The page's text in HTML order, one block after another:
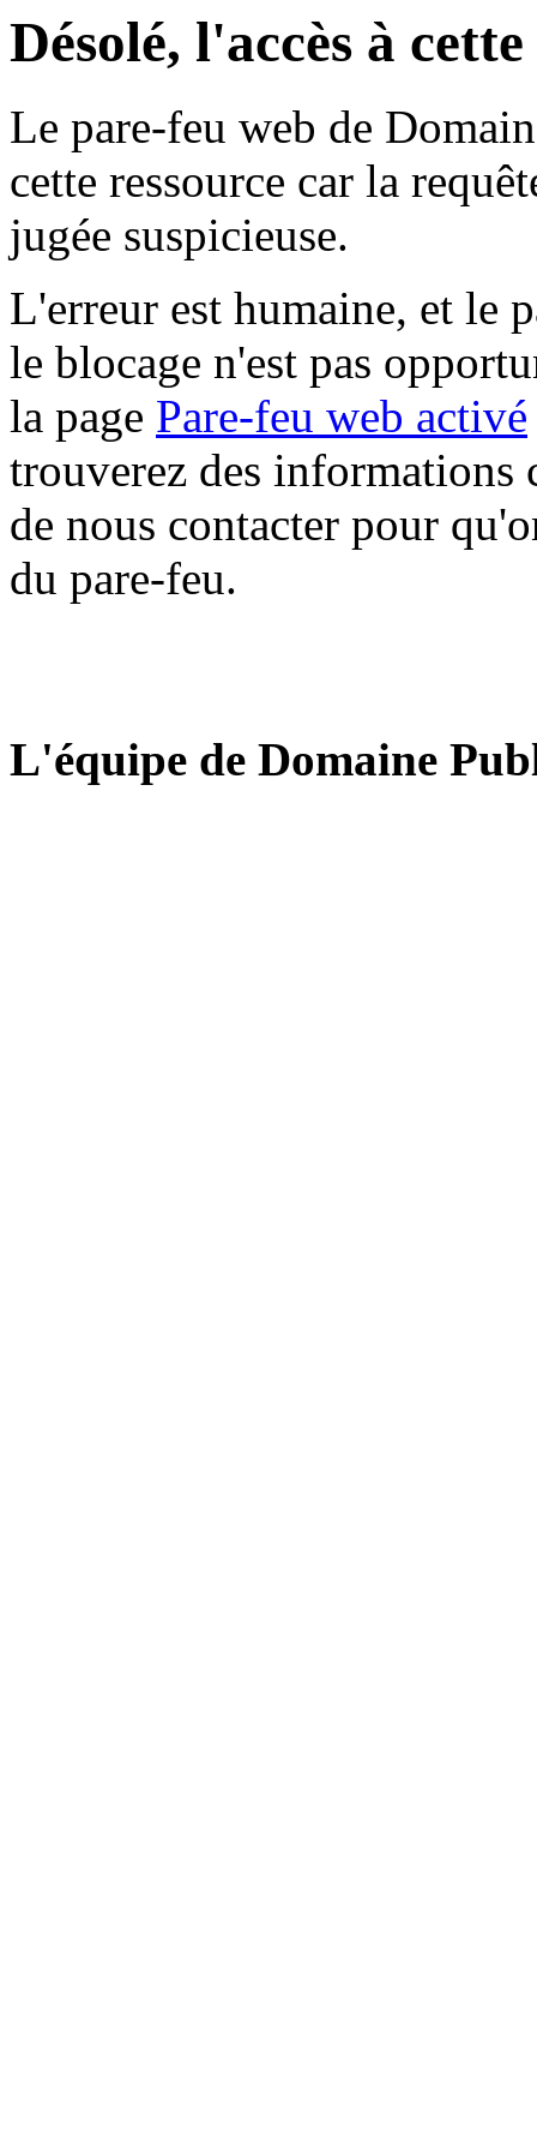
Désolé, l'accès à
Le pare-feu web de
cette ressource car la
jugée suspicieuse.
L'erreur est humaine, et le
le blocage n'est pas
la page Pare-feu web activé
trouverez des informations
de nous contacter pour
du pare-feu.
L'équipe de Domaine